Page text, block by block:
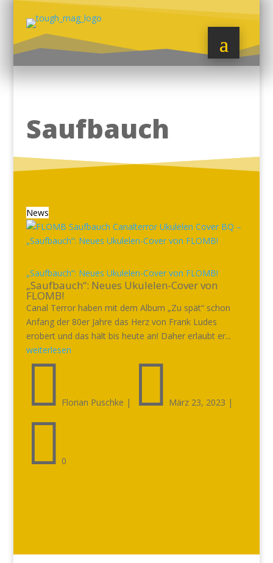
Saufbauch
News
„Saufbauch“: Neues Ukulelen-Cover von FLOMB!
„Saufbauch“: Neues Ukulelen-Cover von
FLOMB!
Canal Terror haben mit dem Album „Zu spät“ schon
Anfang der 80er Jahre das Herz von Frank Ludes
erobert und das hält bis heute an! Daher erlaubt er...
weiterlesen
 Florian Puschke |  März 23, 2023 |
 0